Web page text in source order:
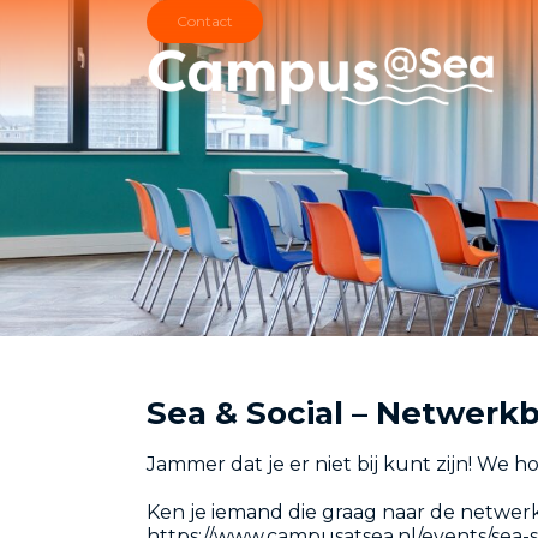
Skip and go to content
Directly to navigationContact
Sea & Social –
Jammer dat je er niet bij kunt zijn! We
Ken je iemand die graag naar de